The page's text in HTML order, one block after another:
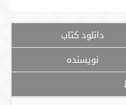
دانلود کتاب
نویسنده